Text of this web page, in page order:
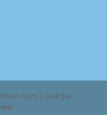
Alpes | Créé par